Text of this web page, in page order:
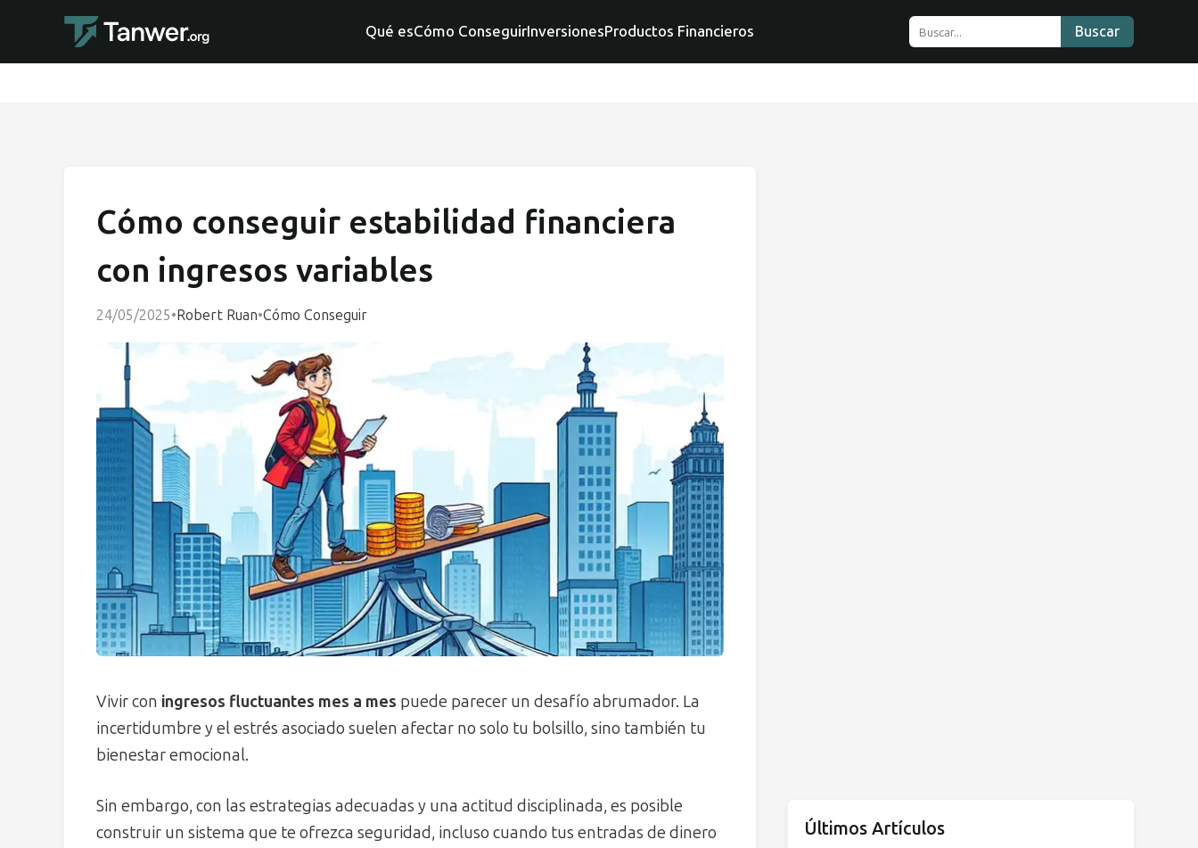
Qué esCómo ConseguirInversionesProductos Financieros Buscar
Cómo conseguir estabilidad financiera
con ingresos variables
24/05/2025•Robert Ruan•Cómo Conseguir
Vivir con ingresos fluctuantes mes a mes puede parecer un desafío abrumador. La
incertidumbre y el estrés asociado suelen afectar no solo tu bolsillo, sino también tu
bienestar emocional.
Sin embargo, con las estrategias adecuadas y una actitud disciplinada, es posible
construir un sistema que te ofrezca seguridad, incluso cuando tus entradas de dinero
Últimos Artículos